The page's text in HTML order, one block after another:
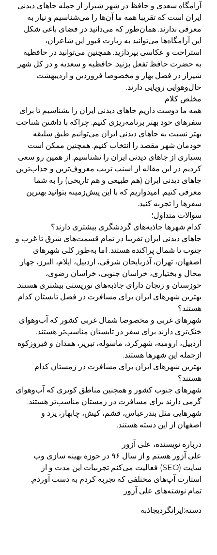
آرامگاه سعدی و حافظ در شهر شیراز از جمله جاهای دیدنی
ایران است که تقریبا همه ما آن‌ها را می‌شناسیم و نیاز به
معرفی ندارند. همان‌طور که می‌دانید در فضای باغی شکل
این آرامگاه‌ها می‌توانید به زیارت قبور این شاعران،
استراحت و عکاسی بپردازید. همچنین می‌توانید در حافظیه
به حضرت حافظ تفعل بزنید. حافظیه و سعدیه و در کل شهر
شیراز در فصل بهار و مخصوصا فروردین و اردیبهشت
حال‌وهوایی رویایی دارند.
مخلص کلام
همه ما دوست داریم جاهای دیدنی ایران را بشناسیم تا برای
سفرهای خود بهتر برنامه‌ریزی کنیم. چراکه با داشتن شناخت
بهتر نسبت به جاهای دیدنی ایران می‌توانیم طبق سلیقه
خودمان شهر مقصد را انتخاب کنیم. همچنین ممکن است
بسیاری از جاهای دیدنی ایران را نشناسیم. از همین رو سعی
کردیم در این مقاله از اسنپ تریپ معروف‌ترین و جذاب‌ترین
جاهای دیدنی ایران (هم طبیعی و هم تاریخی) را به شما
معرفی کنیم. امیدواریم که با این پیش‌زمینه بتوانید بهترین
سفرها را تجربه کنید.
سوالات متداول؛
کدام شهرها جاذبه‌های گردشگری بیشتری دارند؟
جاهای دیدنی ایران تقریبا در تمام قسمت‌های شرق تا غرب و
جنوب تا شمال پراکنده هستند. اما به‌طور کلی شهرهای
اصفهان، تهران، آذربایجان شرقی، اردبیل، ایلام، البرز، چهار
محال‌ و بختیاری، خراسان جنوبی، خراسان رضوی،
خوزستان و زنجان دارای جاذبه‌های توریستی بیشتری هستند.
بهترین شهرهای ایران برای مسافرت در فصل تابستان کدام
هستند؟
شهرهای غربی و مخصوصا شمال غربی کشور که آب‌وهوای
خنک‌تری دارند برای سفر در تابستان مناسب‌تر هستند.
اردبیل، ارومیه، شهرکرد، ماسوله، تبریز، همدان و فیروزکوه
ازجمله این شهرها هستند.
بهترین شهرهای ایران برای مسافرت در زمستان کدام
هستند؟
شهرهای جنوب کشور و همچنین مناطق کویری که آب‌وهوای
گرمی دارند برای مسافرت در زمستان مناسب‌تر هستند.
شهرهایی مثل بندرعباس، قشم، کیش، چابهار، یزد و
اصفهان از این دسته هستند.
درباره نویسنده، علی آزور
علی آزور هستم و از سال ۹۶ در حوزه بهینه سازی وب
سایت (SEO) فعالیت می‌کنم تجربیات این مدت و از
استارت آپ‌های مختلفی که تجربه کردم به دست آوردم.
تمام نوشته‌های علی آزور
دسته:ایرانگردیجاذبه